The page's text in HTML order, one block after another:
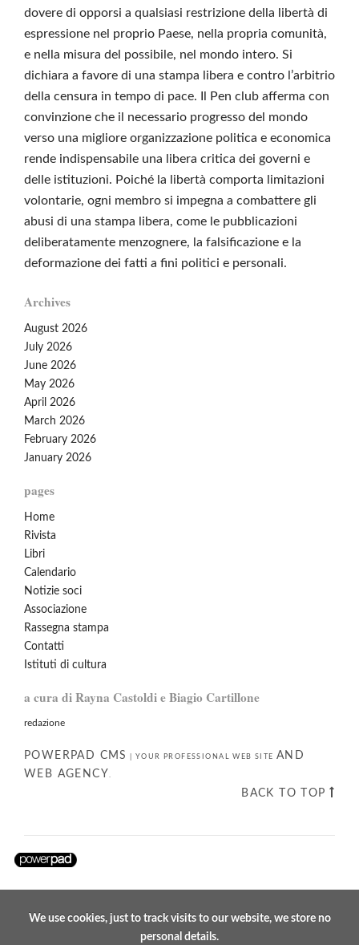
dovere di opporsi a qualsiasi restrizione della libertà di
espressione nel proprio Paese, nella propria comunità,
e nella misura del possibile, nel mondo intero. Si
dichiara a favore di una stampa libera e contro l’arbitrio
della censura in tempo di pace. Il Pen club afferma con
convinzione che il necessario progresso del mondo
verso una migliore organizzazione politica e economica
rende indispensabile una libera critica dei governi e
delle istituzioni. Poiché la libertà comporta limitazioni
volontarie, ogni membro si impegna a combattere gli
abusi di una stampa libera, come le pubblicazioni
deliberatamente menzognere, la falsificazione e la
deformazione dei fatti a fini politici e personali.
Archives
August 2026
July 2026
June 2026
May 2026
April 2026
March 2026
February 2026
January 2026
pages
Home
Rivista
Libri
Calendario
Notizie soci
Associazione
Rassegna stampa
Contatti
Istituti di cultura
a cura di Rayna Castoldi e Biagio Cartillone
redazione
POWERPAD CMS |YOUR PROFESSIONAL WEB SITE AND
WEB AGENCY.
BACK TO TOP
We use cookies, just to track visits to our website, we store no
personal details.